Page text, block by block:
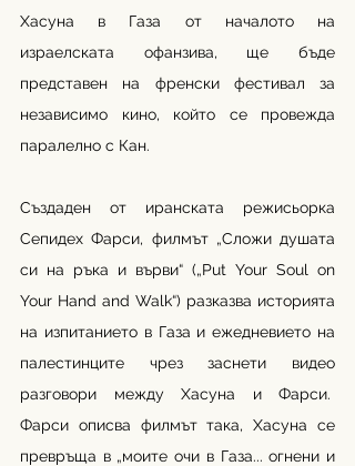
Хасуна в Газа от началото на
израелската офанзива, ще бъде
представен на френски фестивал за
независимо кино, който се провежда
паралелно с Кан.
Създаден от иранската режисьорка
Сепидех Фарси, филмът „Сложи душата
си на ръка и върви“ („Put Your Soul on
Your Hand and Walk“) разказва историята
на изпитанието в Газа и ежедневието на
палестинците чрез заснети видео
разговори между Хасуна и Фарси.
Фарси описва филмът така, Хасуна се
превръща в „моите очи в Газа... огнени и